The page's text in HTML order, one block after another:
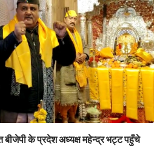
के प्रदेश अध्यक्ष महेन्द्र भट्ट पहुँचे